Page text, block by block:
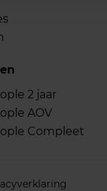
2 jaar
AOV
Compleet